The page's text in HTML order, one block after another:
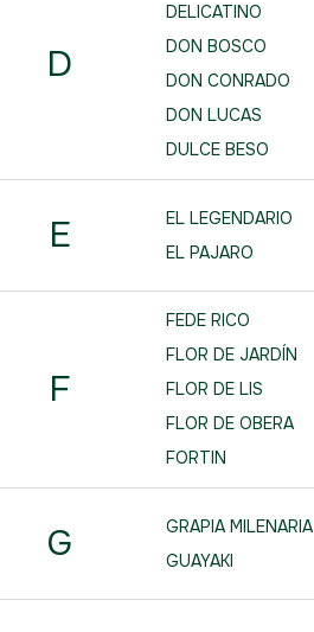
D
DELICATINO
DON BOSCO
DON CONRADO
DON LUCAS
DULCE BESO
E
EL LEGENDARIO
EL PAJARO
F
FEDE RICO
FLOR DE JARDÍN
FLOR DE LIS
FLOR DE OBERA
FORTIN
G
GRAPIA MILENARIA
GUAYAKI